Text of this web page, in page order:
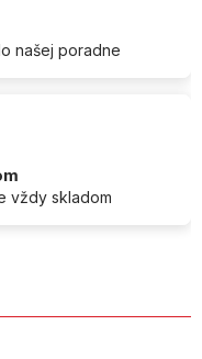
našej poradne
vždy skladom